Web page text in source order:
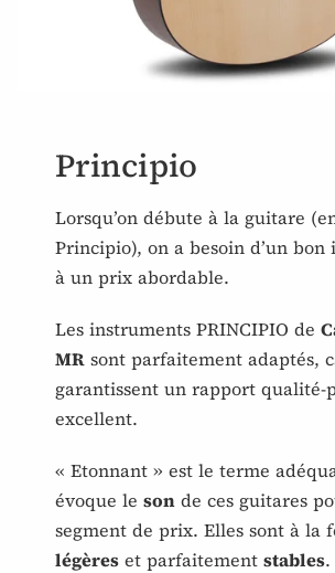
Principio
Lorsqu’on débute à la guitare
Principio), on a besoin d’un
à un prix abordable.
Les instruments PRINCIPIO de
MR sont parfaitement adaptés,
garantissent un rapport qualité-
excellent.
« Etonnant » est le terme
évoque le son de ces guitares
segment de prix. Elles sont à la
légères et parfaitement stables.